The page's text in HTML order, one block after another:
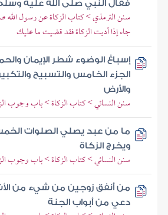
فقال النبي صلى الله عليه
سنن الترمذي > كتاب الزكاة عن رسول الله
جاء إذا أديت الزكاة فقد قضيت ما عليك
إسباغ الوضوء شطر الإيمان
الجزء الخامس والتسبيح
والأرض
سنن النسائي > كتاب الزكاة > باب وجوب
ما من عبد يصلي الصلوات
ويخرج الزكاة
سنن النسائي > كتاب الزكاة > باب وجوب
من أنفق زوجين من شيء من
دعي من أبواب الجنة